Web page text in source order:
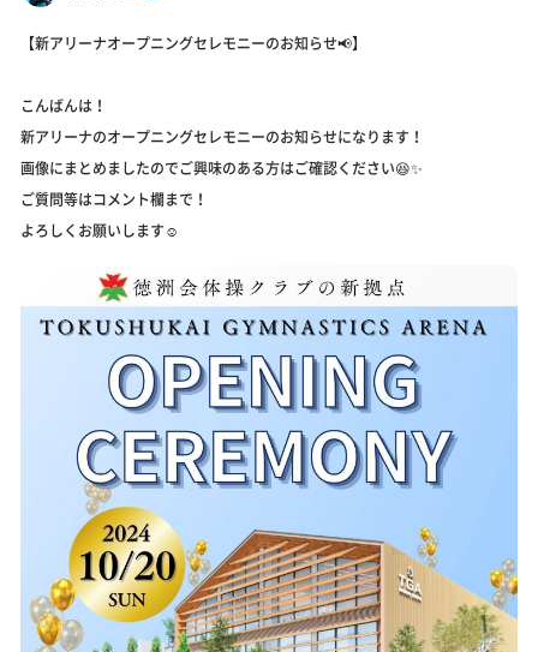
【新アリーナオープニングセレモニーのお知らせ📢】
こんばんは！
新アリーナのオープニングセレモニーのお知らせになります！
画像にまとめましたのでご興味のある方はご確認ください😆✨
ご質問等はコメント欄まで！
よろしくお願いします☺️